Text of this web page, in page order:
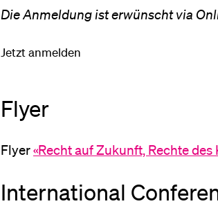
Die Anmeldung ist erwünscht via
Jetzt anmelden
Flyer
Flyer«Recht auf Zukunft, Rechte
International